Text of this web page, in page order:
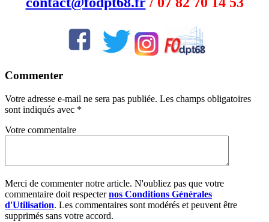
Commenter
Votre adresse e-mail ne sera pas publiée. Les champs obligatoires
sont indiqués avec *
Votre commentaire
Merci de commenter notre article. N'oubliez pas que votre
commentaire doit respecternos Conditions Générales
d'Utilisation. Les commentaires sont modérés et peuvent être
supprimés sans votre accord.